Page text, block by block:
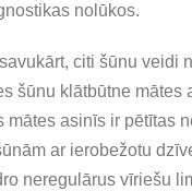
nolūkos.
citi šūnu veidi
šūnu klātbūtne mātes
asinīs ir pētītas
ar ierobežotu
neregulārus vīriešu